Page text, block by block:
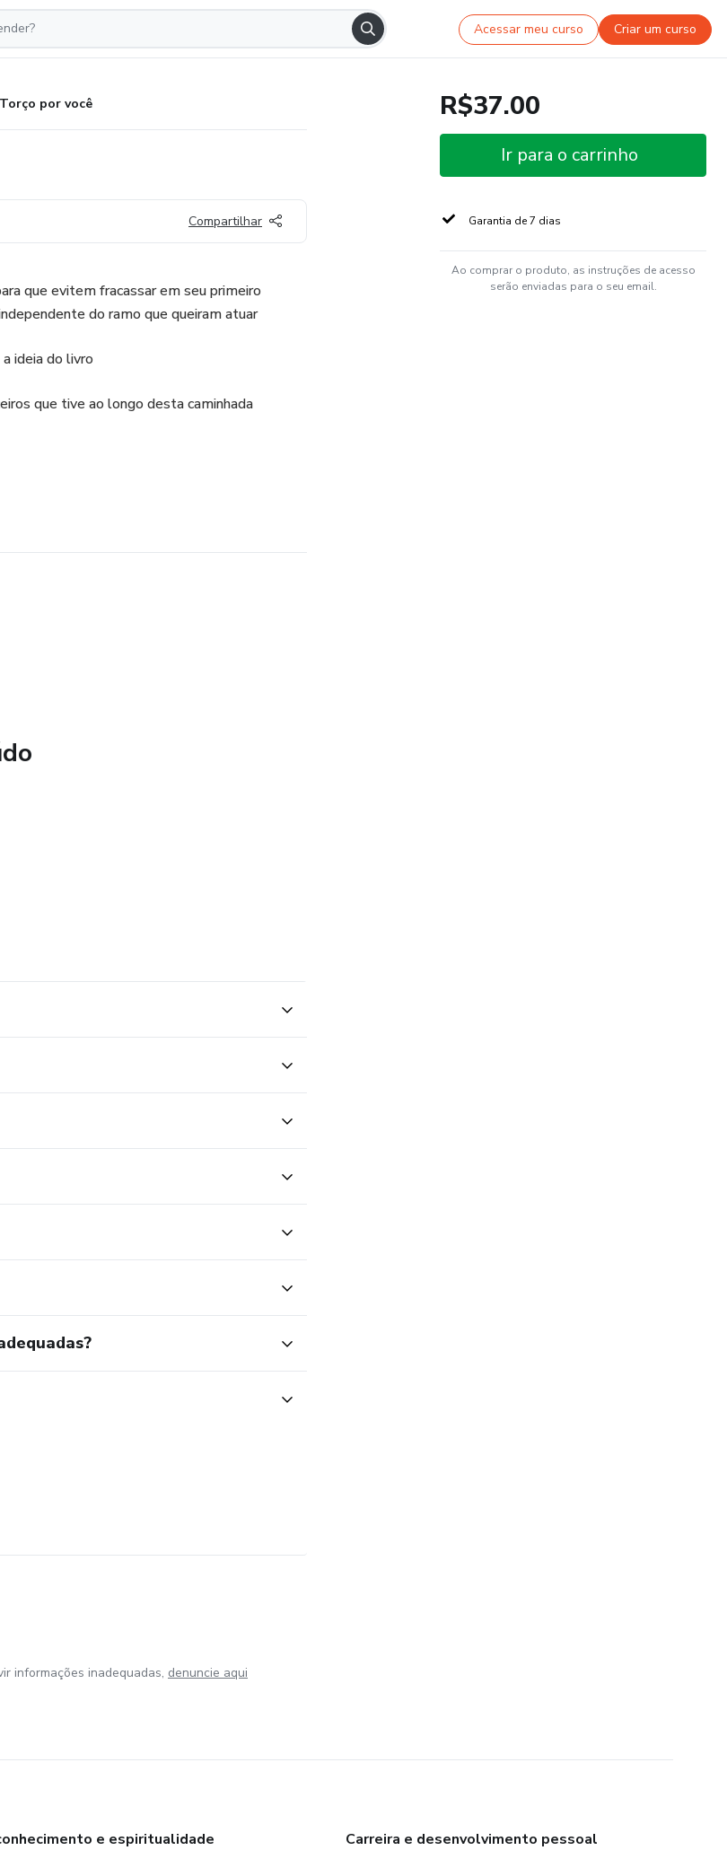
Acessar meu curso Criar um curso
Torço por você
Compartilhar
que evitem fracassar em seu primeiro
do ramo que queiram atuar
ideia do livro
que tive ao longo desta caminhada
R$37.00
Ir para o carrinho
Garantia de 7 dias
Ao comprar o produto, as instruções de acesso
serão enviadas para o seu email.
informações inadequadas, denuncie aqui
e espiritualidade
Carreira e desenvolvimento pessoal